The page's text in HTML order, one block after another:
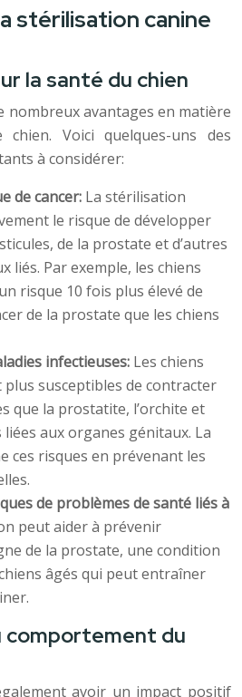
stérilisation canine
la santé du chien
nombreux avantages en matière
Voici quelques-uns des
à considérer:
de cancer: La stérilisation
le risque de développer
de la prostate et d’autres
liés. Par exemple, les chiens
risque 10 fois plus élevé de
de la prostate que les chiens
infectieuses: Les chiens
susceptibles de contracter
que la prostatite, l’orchite et
aux organes génitaux. La
ces risques en prévenant les
de problèmes de santé liés à
peut aider à prévenir
de la prostate, une condition
âgés qui peut entraîner
comportement du
avoir un impact positif